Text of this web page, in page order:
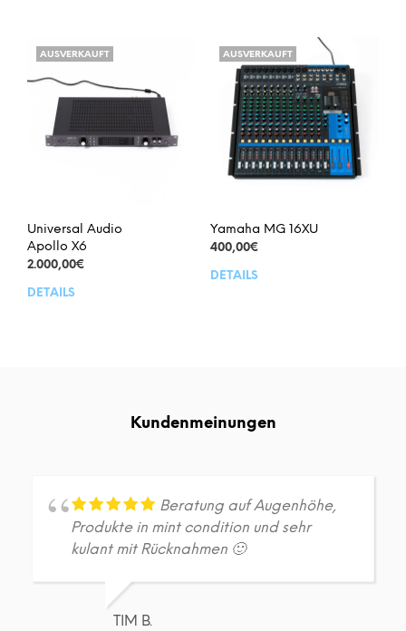
AUSVERKAUFT
Universal Audio
Apollo X6
2.000,00€
DETAILS
AUSVERKAUFT
Yamaha MG 16XU
400,00€
DETAILS
Kundenmeinungen
Beratung auf Augenhöhe,
Produkte in mint condition und sehr
kulant mit Rücknahmen 🙂
TIM B.